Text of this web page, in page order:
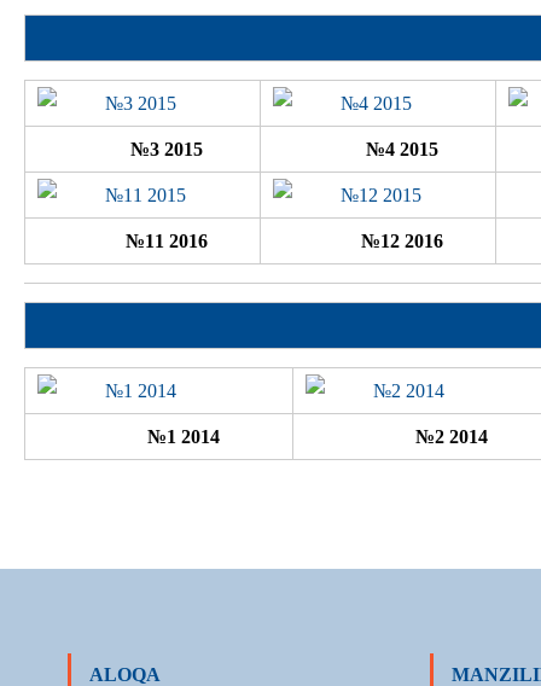
№3 2015 №4 2015
№11 2016 №12 2016
№1 2014 №2 2014
ALOQA